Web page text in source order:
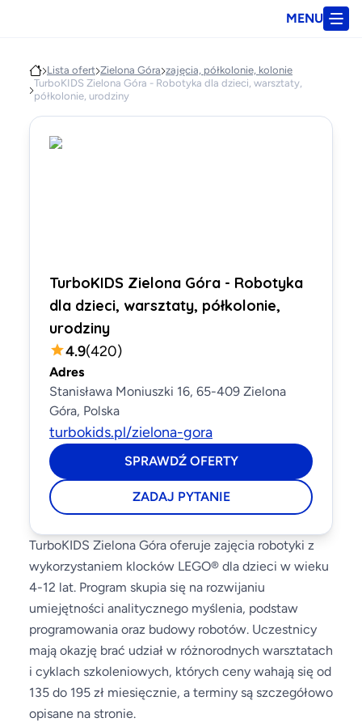
MENU
Lista ofert Zielona Góra zajęcia, półkolonie, kolonie
TurboKIDS Zielona Góra - Robotyka dla dzieci, warsztaty,
półkolonie, urodziny
TurboKIDS Zielona Góra - Robotyka
dla dzieci, warsztaty, półkolonie,
urodziny
4.9(420)
Adres
Stanisława Moniuszki 16, 65-409 Zielona
Góra, Polska
turbokids.pl/zielona-gora
SPRAWDŹ OFERTY
ZADAJ PYTANIE
TurboKIDS Zielona Góra oferuje zajęcia robotyki z
wykorzystaniem klocków LEGO® dla dzieci w wieku
4-12 lat. Program skupia się na rozwijaniu
umiejętności analitycznego myślenia, podstaw
programowania oraz budowy robotów. Uczestnicy
mają okazję brać udział w różnorodnych warsztatach
i cyklach szkoleniowych, których ceny wahają się od
135 do 195 zł miesięcznie, a terminy są szczegółowo
opisane na stronie.